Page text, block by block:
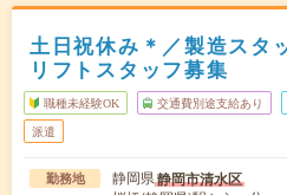
土日祝休み＊／製造スタ
リフトスタッフ募集
職種未経験OK 交通費別途支給あり
派遣
勤務地 静岡県静岡市清水区